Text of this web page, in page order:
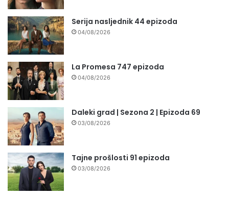
Serija nasljednik 44 epizoda
04/08/2026
La Promesa 747 epizoda
04/08/2026
Daleki grad | Sezona 2 | Epizoda 69
03/08/2026
Tajne prošlosti 91 epizoda
03/08/2026